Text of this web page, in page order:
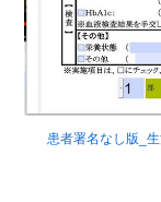
患者署名なし版_